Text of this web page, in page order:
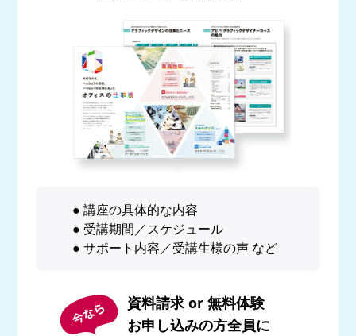
● 講座の具体的な内容
● 受講期間／スケジュール
● サポート内容／受講生様の声 など
資料請求 or 無料体験
お申し込みの方全員に